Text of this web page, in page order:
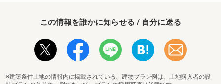
この情報を誰かに知らせる / 自分に送る
※建築条件土地の情報内に掲載されている、建物プラン例は、土地購入者の設